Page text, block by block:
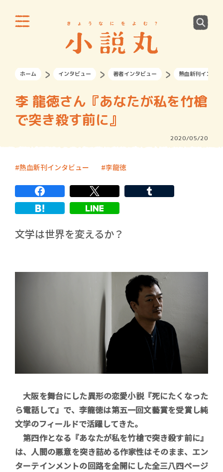
ホーム インタビュー 著者インタビュー 熱血新刊インタ
李 龍徳さん『あなたが私を竹槍
で突き殺す前に』
2020/05/20
熱血新刊インタビュー 李龍徳
1行コピー
文学は世界を変えるか？
イントロ
大阪を舞台にした異形の恋愛小説『死にたくなった
ら電話して』で、李龍徳は第五一回文藝賞を受賞し純
文学のフィールドで活躍してきた。
第四作となる『あなたが私を竹槍で突き殺す前に』
は、人間の悪意を突き詰める作家性はそのまま、エン
ターテインメントの回路を全開にした全三八四ページ